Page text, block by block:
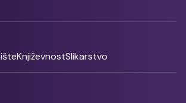
KnjiževnostSlikarstvo